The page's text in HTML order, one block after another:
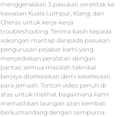
menggerakkan 3 pasukan serentak ke
kawasan Kuala Lumpur, Klang, dan
Cheras untuk kerja-kerja
troubleshooting. Terima kasih kepada
sokongan mantap daripada pasukan
pengurusan pejabat kami yang
menyediakan peralatan dengan
pantas, semua masalah teknikal
berjaya diselesaikan demi keselesaan
para jemaah. Tonton video penuh di
atas untuk melihat bagaimana kami
memastikan laungan azan kembali
berkumandang dengan sempurna.